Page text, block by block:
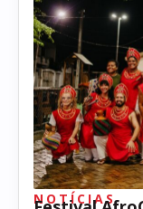
NOTÍCIAS